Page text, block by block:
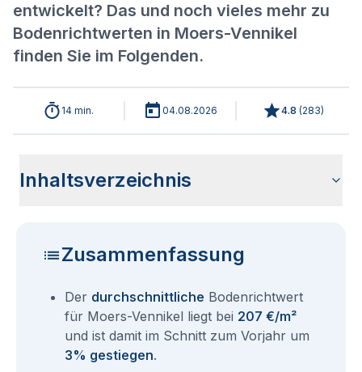
entwickelt? Das und noch vieles mehr zu
Bodenrichtwerten in Moers-Vennikel
finden Sie im Folgenden.
14 min. 04.08.2026 4.8 (283)
Inhaltsverzeichnis
Zusammenfassung
Der durchschnittliche Bodenrichtwert
für Moers-Vennikel liegt bei 207 €/m²
und ist damit im Schnitt zum Vorjahr um
3% gestiegen.